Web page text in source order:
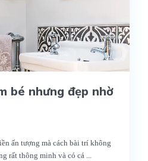
bé nhưng đẹp nhờ
ấn tượng mà cách bài trí không
rất thông minh và có cá ...